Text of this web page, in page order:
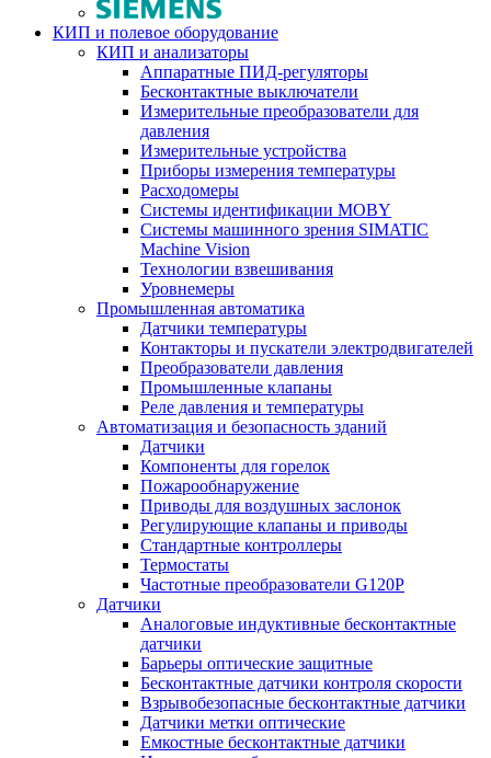
КИП и полевое оборудование
КИП и анализаторы
Аппаратные ПИД-регуляторы
Бесконтактные выключатели
Измерительные преобразователи для
давления
Измерительные устройства
Приборы измерения температуры
Расходомеры
Системы идентификации MOBY
Системы машинного зрения SIMATIC
Machine Vision
Технологии взвешивания
Уровнемеры
Промышленная автоматика
Датчики температуры
Контакторы и пускатели электродвигателей
Преобразователи давления
Промышленные клапаны
Реле давления и температуры
Автоматизация и безопасность зданий
Датчики
Компоненты для горелок
Пожарообнаружение
Приводы для воздушных заслонок
Регулирующие клапаны и приводы
Стандартные контроллеры
Термостаты
Частотные преобразователи G120P
Датчики
Аналоговые индуктивные бесконтактные
датчики
Барьеры оптические защитные
Бесконтактные датчики контроля скорости
Взрывобезопасные бесконтактные датчики
Датчики метки оптические
Емкостные бесконтактные датчики